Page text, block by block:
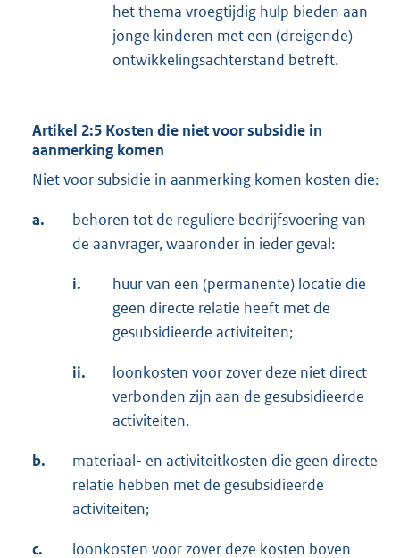
het thema vroegtijdig hulp bieden aan
jonge kinderen met een (dreigende)
ontwikkelingsachterstand betreft.
Artikel 2:5 Kosten die niet voor subsidie in
aanmerking komen
Niet voor subsidie in aanmerking komen kosten die:
a.
behoren tot de reguliere bedrijfsvoering van
de aanvrager, waaronder in ieder geval:
i.
huur van een (permanente) locatie die
geen directe relatie heeft met de
gesubsidieerde activiteiten;
ii.
loonkosten voor zover deze niet direct
verbonden zijn aan de gesubsidieerde
activiteiten.
b.
materiaal- en activiteitkosten die geen directe
relatie hebben met de gesubsidieerde
activiteiten;
c.
loonkosten voor zover deze kosten boven